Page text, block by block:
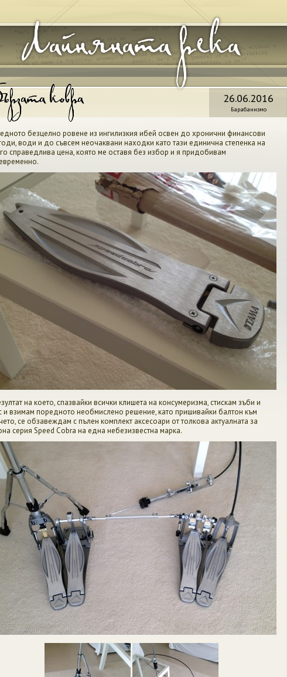
Лайняната река
ковра 26.06.2016
Барабанизмо
безцелно ровене из ингилизкия ибей освен до хронични финансови
води и до съвсем неочаквани находки като тази единична степенка на
справедлива цена, която ме оставя без избор и я придобивам
на което, спазвайки всички клишета на консумеризма, стискам зъби и
и взимам поредното необмислено решение, като пришивайки балтон към
се обзавеждам с пълен комплект аксесоари от толкова актуалната за
серия Speed Cobra на една небезизвестна марка.